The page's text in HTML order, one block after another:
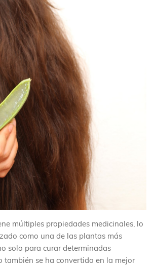
múltiples propiedades medicinales, lo
como una de las plantas más
solo para curar determinadas
también se ha convertido en la mejor